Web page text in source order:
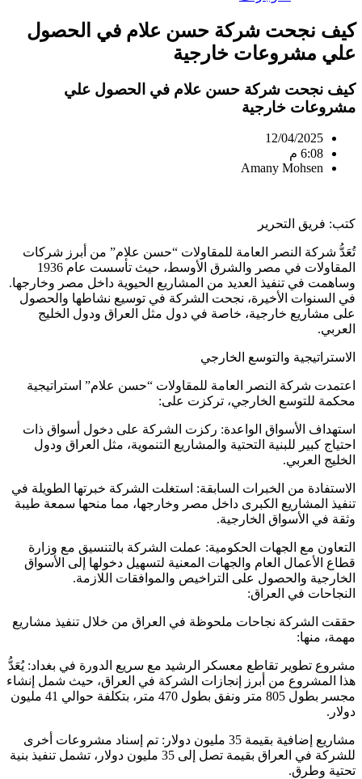
كيف نجحت شركة حسن علام في الحصول
علي مشروعات خارجية
كيف نجحت شركة حسن علام في الحصول علي
مشروعات خارجية
12/04/2025
6:08 م
Amany Mohsen
كتب: فريق التحرير
تُعَدُّ شركة النصر العامة للمقاولات “حسن علام” من أبرز شركات
المقاولات في مصر والشرق الأوسط، حيث تأسست عام 1936
وساهمت في تنفيذ العديد من المشاريع الحيوية داخل مصر وخارجها.
في السنوات الأخيرة، نجحت الشركة في توسيع نشاطها والحصول
على مشاريع خارجية، خاصة في دول مثل العراق ودول الخليج
العربي.
الاستراتيجية والتوسع الخارجي
اعتمدت شركة النصر العامة للمقاولات “حسن علام” استراتيجية
محكمة للتوسع الخارجي، تركزت على:
استهداف الأسواق الواعدة: ركزت الشركة على دخول أسواق ذات
احتياج كبير للبنية التحتية والمشاريع التنموية، مثل العراق ودول
الخليج العربي.
الاستفادة من الخبرات السابقة: استغلت الشركة خبرتها الطويلة في
تنفيذ المشاريع الكبرى داخل مصر وخارجها، مما منحها سمعة طيبة
وثقة في الأسواق الخارجية.
التعاون مع الجهات الحكومية: عملت الشركة بالتنسيق مع وزارة
قطاع الأعمال العام والجهات المعنية لتسهيل دخولها إلى الأسواق
الخارجية والحصول على التراخيص والموافقات اللازمة.
النجاحات في العراق:
حققت الشركة نجاحات ملحوظة في العراق من خلال تنفيذ مشاريع
مهمة، منها:
مشروع تطوير تقاطع معسكر الرشيد مع سريع الدورة في بغداد: يُعَدُّ
هذا المشروع من أبرز إنجازات الشركة في العراق، حيث شمل إنشاء
مجسر بطول 805 متر ونفق بطول 470 متر، بتكلفة حوالي 41 مليون
دولار.
مشاريع إضافية بقيمة 35 مليون دولار: تم إسناد مشروعات أخرى
للشركة في العراق بقيمة تصل إلى 35 مليون دولار، تشمل تنفيذ بنية
تحتية وطرق.